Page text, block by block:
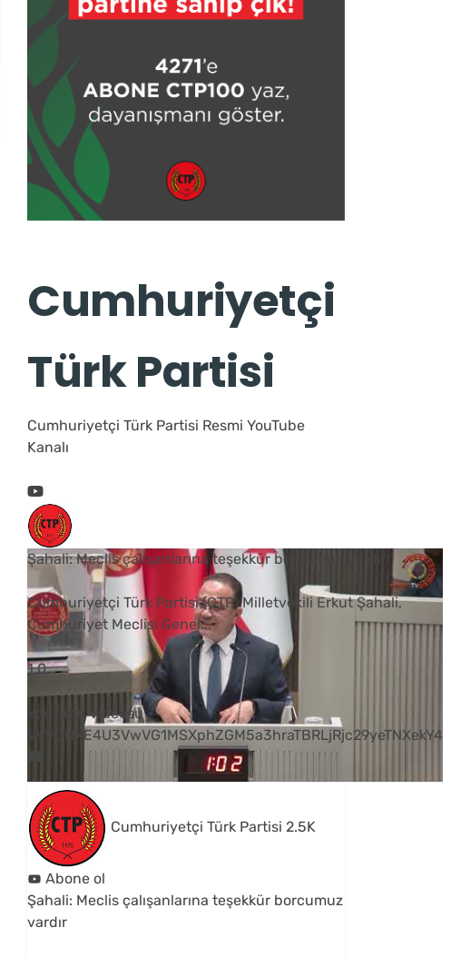
Cumhuriyetçi
Türk Partisi
Cumhuriyetçi Türk Partisi Resmi YouTube
Kanalı
Şahali: Meclis çalışanlarına teşekkür borcumuz vardır
Cumhuriyetçi Türk Partisi (CTP) Milletvekili Erkut Şahali,
Cumhuriyet Meclisi Genel...
1 0
YouTube Videosu
VVVUNXE4U3VwVG1MSXphZGM5a3hraTBRLjRjc29yeTNXekY4
Cumhuriyetçi Türk Partisi 2.5K
Abone ol
Şahali: Meclis çalışanlarına teşekkür borcumuz
vardır